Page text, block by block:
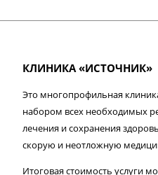
КЛИНИКА «ИСТОЧНИК»
Это многопрофильная
набором всех необходимых
лечения и сохранения
скорую и неотложную
Итоговая стоимость услуги